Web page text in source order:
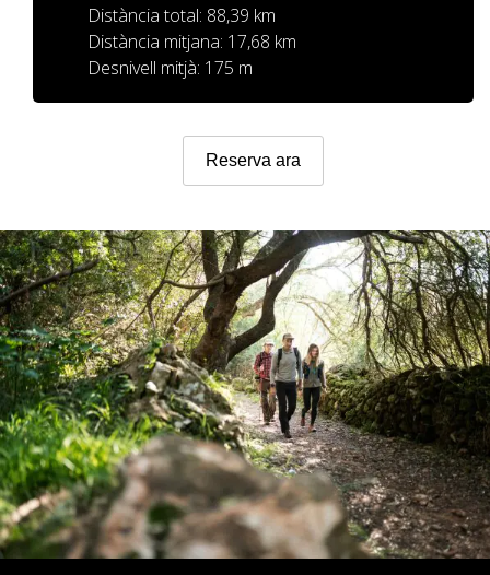
EXTRES
REGLAMENT
QUI SOM
COMPROMÍS AMBIENTAL
PROJECTE DE CONSERVACIÓ
Distància total: 88,39 km
Distància mitjana: 17,68 km
Desnivell mitjà: 175 m
Reserva ara